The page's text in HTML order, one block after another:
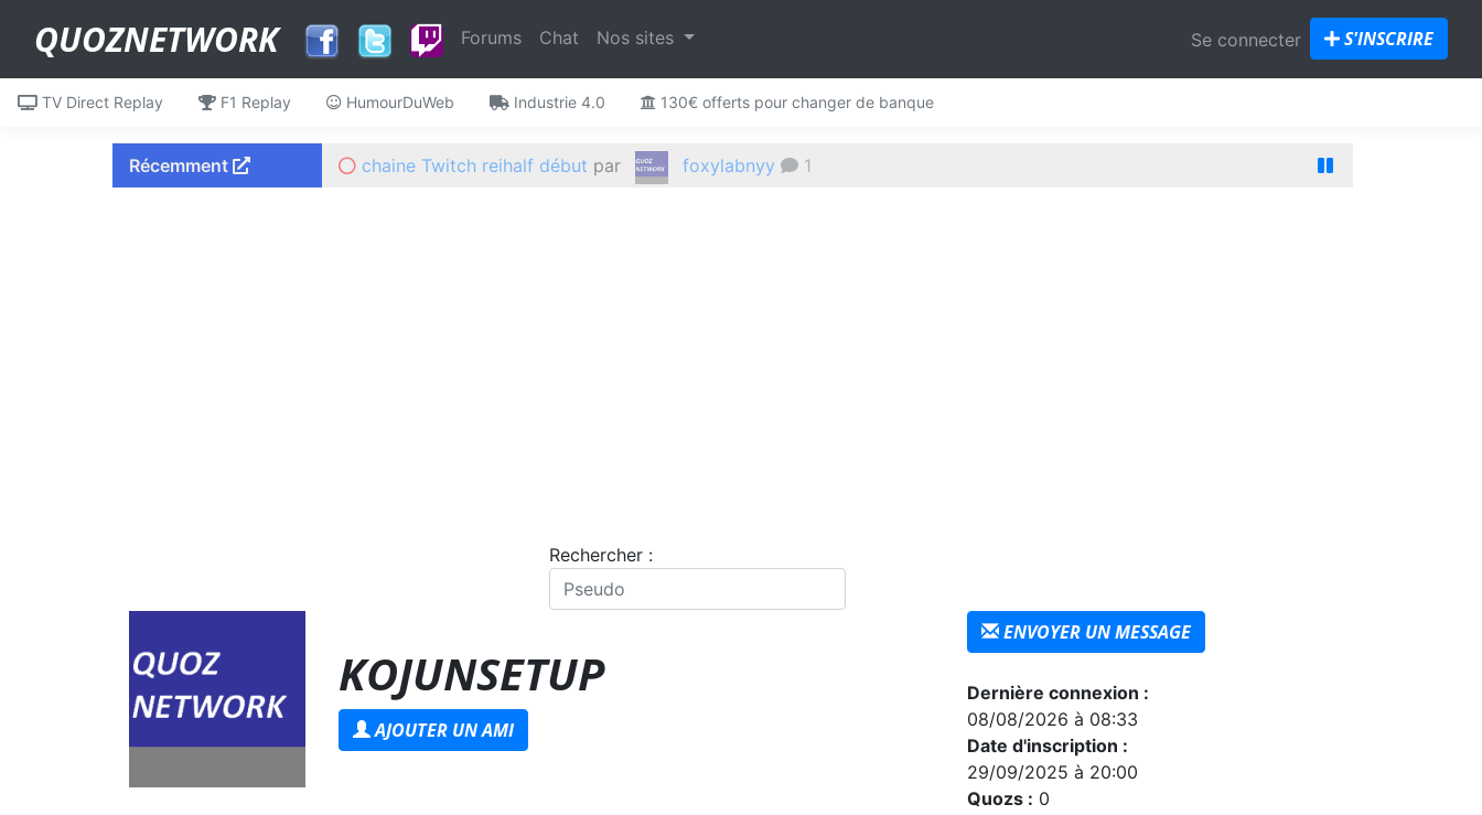
QUOZNETWORK Forums Chat Nos sites Se connecter S'INSCRIRE
TV Direct Replay F1 Replay HumourDuWeb Industrie 4.0 130€ offerts pour changer de banque
Récemment Mes Débuts dans le Twitch Game ! (Wartrahiix)par
Rechercher :
KOJUNSETUP
AJOUTER UN AMI
ENVOYER UN MESSAGE
Dernière connexion :
08/08/2026 à 08:33
Date d'inscription :
29/09/2025 à 20:00
Quozs : 0